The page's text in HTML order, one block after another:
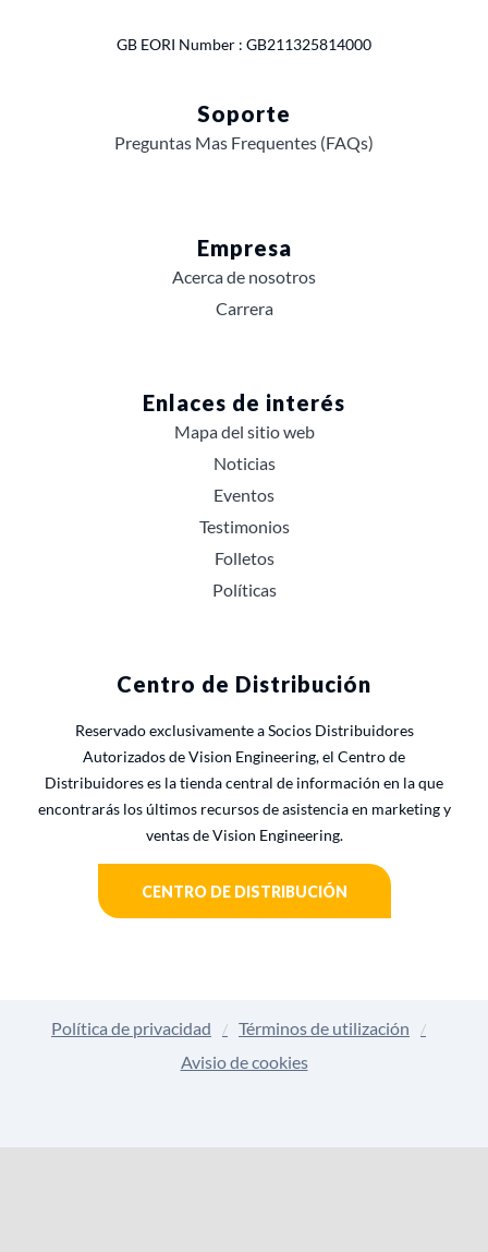
GB EORI Number : GB211325814000
Soporte
Preguntas Mas Frequentes (FAQs)
Empresa
Acerca de nosotros
Carrera
Enlaces de interés
Mapa del sitio web
Noticias
Eventos
Testimonios
Folletos
Políticas
Centro de Distribución
Reservado exclusivamente a Socios Distribuidores
Autorizados de Vision Engineering, el Centro de
Distribuidores es la tienda central de información en la que
encontrarás los últimos recursos de asistencia en marketing y
ventas de Vision Engineering.
CENTRO DE DISTRIBUCIÓN
Política de privacidad
Términos de utilización
Avisio de cookies